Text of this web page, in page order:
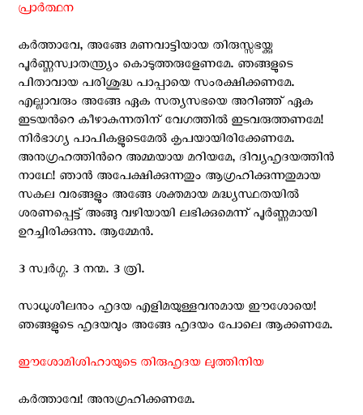
പ്രാര്‍ത്ഥന
കര്‍ത്താവേ, അങ്ങേ മണവാട്ടിയായ തിരുസ്സഭയ്ക്കു
പൂര്‍ണ്ണസ്വാതന്ത്ര്യം കൊടുത്തരുളേണമേ. ഞങ്ങളുടെ
പിതാവായ പരിശുദ്ധ പാപ്പായെ സംരക്ഷിക്കണമേ.
എല്ലാവരും അങ്ങേ ഏക സത്യസഭയെ അറിഞ്ഞ് ഏക
ഇടയന്‍റെ കീഴാകുന്നതിന് വേഗത്തില്‍ ഇടവരുത്തണമേ!
നിര്‍ഭാഗ്യ പാപികളുടെമേല്‍ കൃപയായിരിക്കേണമേ.
അനുഗ്രഹത്തിന്‍റെ അമ്മയായ മറിയമേ, ദിവ്യഹൃദയത്തിന്‍
നാഥേ! ഞാന്‍ അപേക്ഷിക്കുന്നതും ആഗ്രഹിക്കുന്നതുമായ
സകല വരങ്ങളും അങ്ങേ ശക്തമായ മദ്ധ്യസ്ഥതയില്‍
ശരണപ്പെട്ട് അങ്ങു വഴിയായി ലഭിക്കുമെന്ന് പൂര്‍ണ്ണമായി
ഉറച്ചിരിക്കുന്നു. ആമ്മേന്‍.
3 സ്വര്‍ഗ്ഗ. 3 നന്മ. 3 ത്രി.
സാധുശീലനും ഹൃദയ എളിമയുള്ളവനുമായ ഈശോയെ!
ഞങ്ങളുടെ ഹൃദയവും അങ്ങേ ഹൃദയം പോലെ ആക്കണമേ.
ഈശോമിശിഹായുടെ തിരുഹൃദയ ലുത്തിനിയ
കര്‍ത്താവേ! അനുഗ്രഹിക്കണമേ.